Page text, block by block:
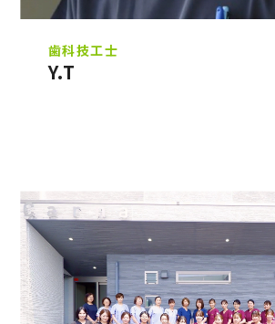
歯科技工士
Y.T